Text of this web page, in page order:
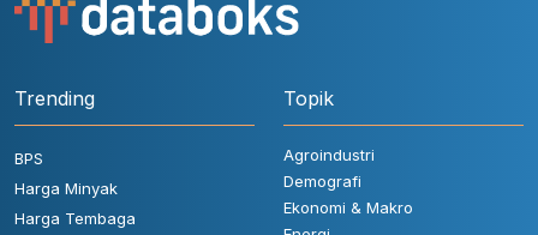
Trending
BPS
Harga Minyak
Harga Tembaga
Topik
Agroindustri
Demografi
Ekonomi & Makro